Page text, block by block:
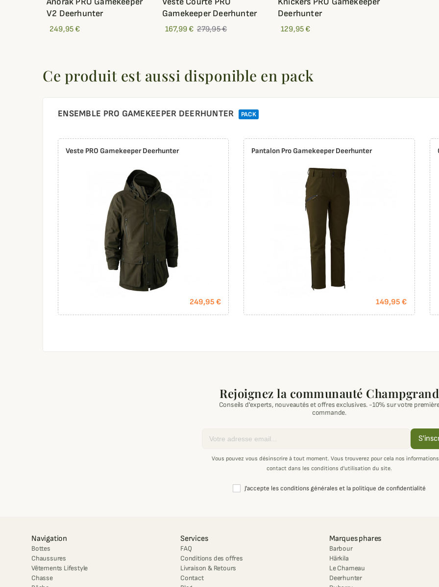
V2 Deerhunter
249,95 €
Gamekeeper Deerhunter
167,99 € 279,95 €
Deerhunter
129,95 €
Ce produit est aussi disponible en pack
ENSEMBLE PRO GAMEKEEPER DEERHUNTER PACK
Veste PRO Gamekeeper Deerhunter
249,95 €
Pantalon Pro Gamekeeper Deerhunter
149,95 €
Rejoignez la communauté Champgrand
Conseils d'experts, nouveautés et offres exclusives. -10% sur votre
commande.
Vous pouvez vous désinscrire à tout moment. Vous trouverez pour cela nos
contact dans les conditions d'utilisation du site.
J'accepte les conditions générales et la politique de confidentialité
Navigation
Bottes
Chaussures
Vêtements Lifestyle
Chasse
Services
FAQ
Conditions des offres
Livraison & Retours
Contact
Marques phares
Barbour
Härkila
Le Chameau
Deerhunter